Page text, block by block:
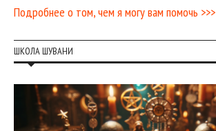
Подробнее о том, чем я могу вам помочь >>>
ШКОЛА ШУВАНИ